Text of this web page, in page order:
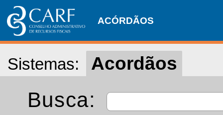
ACÓRDÃOS
Sistemas: Acordãos
Busca: